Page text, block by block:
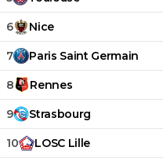
6 Nice
7 Paris Saint Germain
8 Rennes
9 Strasbourg
10 LOSC Lille